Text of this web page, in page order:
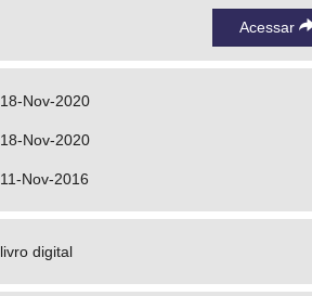
Acessar
18-Nov-2020
18-Nov-2020
11-Nov-2016
livro digital